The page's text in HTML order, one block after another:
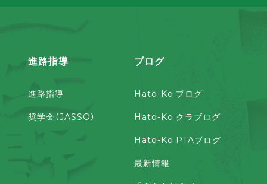
進路指導
進路指導
奨学金（JASSO）
ブログ
Hato-Ko ブログ
Hato-Ko クラブログ
Hato-Ko PTAブログ
最新情報